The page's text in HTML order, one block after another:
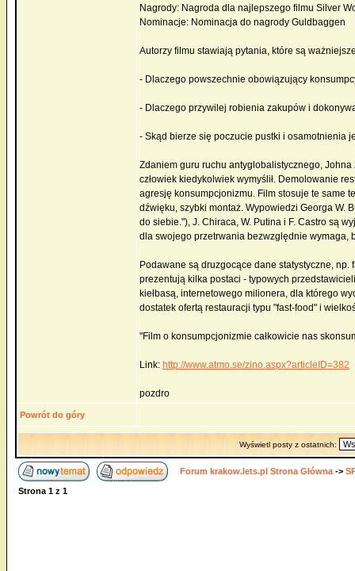
Nagrody: Nagroda dla najlepszego filmu Silver
Nominacje: Nominacja do nagrody Guldbaggen
Autorzy filmu stawiają pytania, które są
- Dlaczego powszechnie obowiązujący
- Dlaczego przywilej robienia zakupów i
- Skąd bierze się poczucie pustki i osamotnienia
Zdaniem guru ruchu antyglobalistycznego,
człowiek kiedykolwiek wymyślił. Demolowanie
agresję konsumpcjonizmu. Film stosuje te same
dźwięku, szybki montaż. Wypowiedzi Georga W.
do siebie."), J. Chiraca, W. Putina i F. Castro są
dla swojego przetrwania bezwzględnie wymaga,
Podawane są druzgocące dane statystyczne,
prezentują kilka postaci - typowych
kiełbasą, internetowego milionera, dla którego
dostatek ofertą restauracji typu "fast-food" i
"Film o konsumpcjonizmie całkowicie nas
Link: http://www.atmo.se/zino.aspx?articleID=382
pozdro
Powrót do góry
Wyświetl posty z ostatnich:
Forum krakow.lets.pl Strona Główna ->
Strona 1 z 1